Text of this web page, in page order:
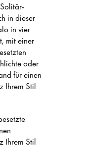
in dieser
in vier
mit einer
oder
für einen
Ihrem Stil
Ihrem Stil